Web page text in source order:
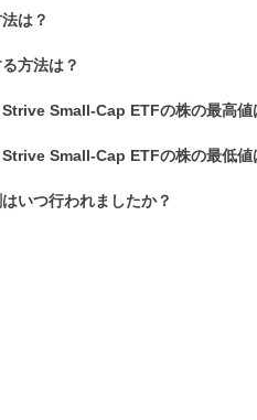
は？
方法は？
Small-Cap ETFの株の最高値
Small-Cap ETFの株の最低値
いつ行われましたか？